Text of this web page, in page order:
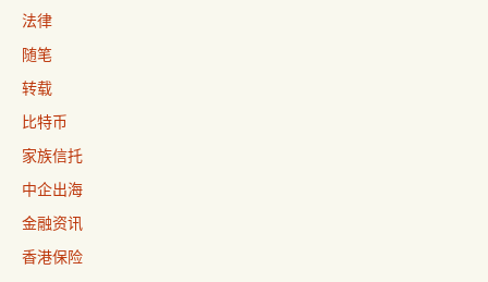
法律
随笔
转载
比特币
家族信托
中企出海
金融资讯
香港保险